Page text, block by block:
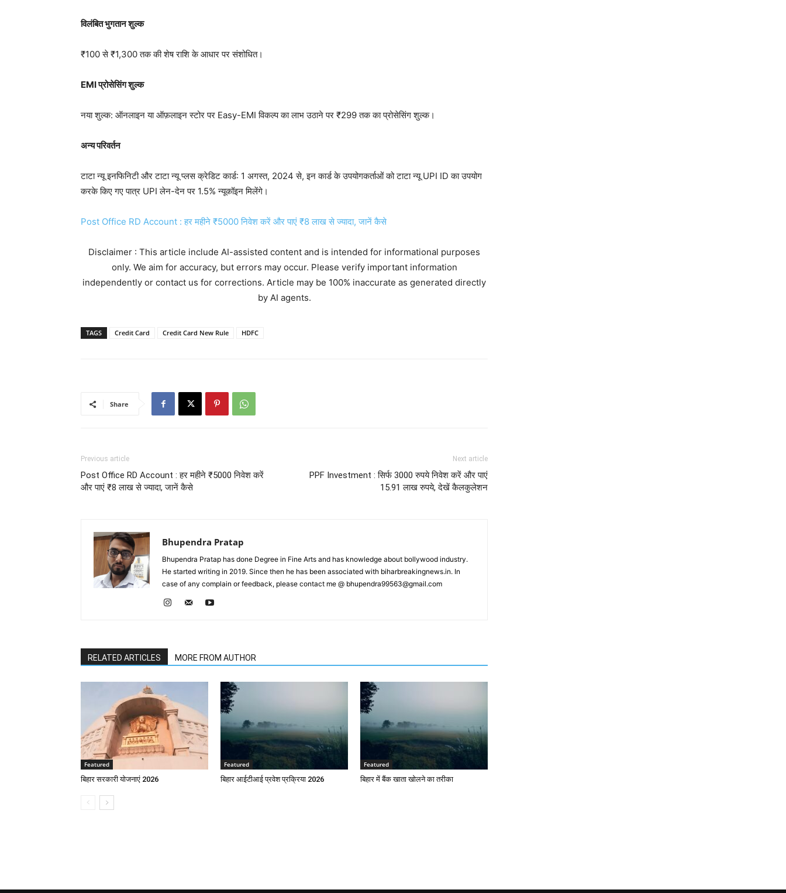
विलंबित भुगतान शुल्क
₹100 से ₹1,300 तक की शेष राशि के आधार पर संशोधित।
EMI प्रोसेसिंग शुल्क
नया शुल्क: ऑनलाइन या ऑफ़लाइन स्टोर पर Easy-EMI विकल्प का लाभ उठाने पर ₹299 तक का प्रोसेसिंग शुल्क।
अन्य परिवर्तन
टाटा न्यू इनफिनिटी और टाटा न्यू प्लस क्रेडिट कार्ड: 1 अगस्त, 2024 से, इन कार्ड के उपयोगकर्ताओं को टाटा न्यू UPI ID का उपयोग
करके किए गए पात्र UPI लेन-देन पर 1.5% न्यूकॉइन मिलेंगे।
Post Office RD Account : हर महीने ₹5000 निवेश करें और पाएं ₹8 लाख से ज्यादा, जानें कैसे
Disclaimer : This article include AI-assisted content and is intended for informational purposes
only. We aim for accuracy, but errors may occur. Please verify important information
independently or contact us for corrections. Article may be 100% inaccurate as generated directly
by AI agents.
TAGS Credit Card Credit Card New Rule HDFC
Share
Previous article
Post Office RD Account : हर महीने ₹5000 निवेश करें
और पाएं ₹8 लाख से ज्यादा, जानें कैसे
Next article
PPF Investment : सिर्फ 3000 रुपये निवेश करें और पाएं
15.91 लाख रुपये, देखें कैलकुलेशन
Bhupendra Pratap
Bhupendra Pratap has done Degree in Fine Arts and has knowledge about bollywood industry.
He started writing in 2019. Since then he has been associated with biharbreakingnews.in. In
case of any complain or feedback, please contact me @ bhupendra99563@gmail.com
RELATED ARTICLES MORE FROM AUTHOR
Featured
बिहार सरकारी योजनाएं 2026
Featured
बिहार आईटीआई प्रवेश प्रक्रिया 2026
Featured
बिहार में बैंक खाता खोलने का तरीका